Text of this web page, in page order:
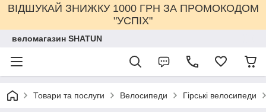
ВІДШУКАЙ ЗНИЖКУ 1000 ГРН ЗА ПРОМОКОДОМ
"УСПІХ"
веломагазин SHATUN
Товари та послуги Велосипеди Гірські велосипеди